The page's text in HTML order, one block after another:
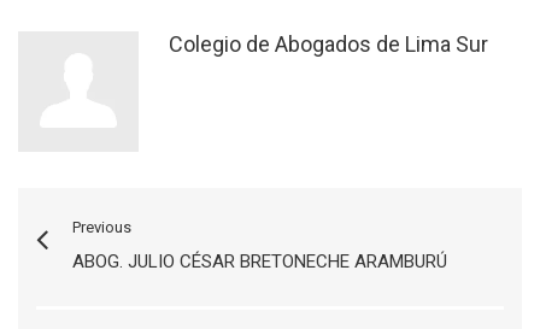
Colegio de Abogados de Lima Sur
Previous
ABOG. JULIO CÉSAR BRETONECHE ARAMBURÚ